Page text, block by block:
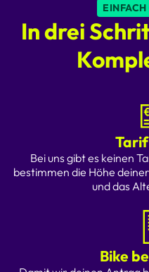
In drei
Bei uns gibt es keinen
bestimmen die Höhe
und das
Bike